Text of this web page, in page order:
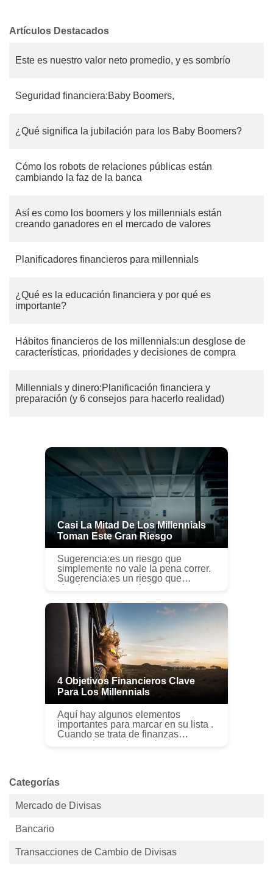
Artículos Destacados
Este es nuestro valor neto promedio, y es sombrío
Seguridad financiera:Baby Boomers,
¿Qué significa la jubilación para los Baby Boomers?
Cómo los robots de relaciones públicas están
cambiando la faz de la banca
Así es como los boomers y los millennials están
creando ganadores en el mercado de valores
Planificadores financieros para millennials
¿Qué es la educación financiera y por qué es
importante?
Hábitos financieros de los millennials:un desglose de
características, prioridades y decisiones de compra
Millennials y dinero:Planificación financiera y
preparación (y 6 consejos para hacerlo realidad)
Casi La Mitad De Los Millennials
Toman Este Gran Riesgo
Sugerencia:es un riesgo que
simplemente no vale la pena correr.
Sugerencia:es un riesgo que
simplemente no vale la pena correr.
posponer los gastos. Tal vez tenga
que...
4 Objetivos Financieros Clave
Para Los Millennials
Aquí hay algunos elementos
importantes para marcar en su lista .
Cuando se trata de finanzas
personales, ser joven tiene sus pros
Categorías
Mercado de Divisas
Bancario
Transacciones de Cambio de Divisas